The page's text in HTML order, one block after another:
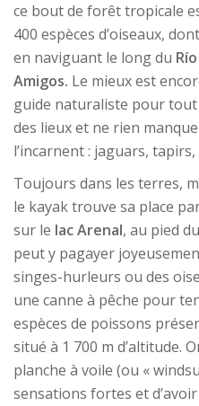
ce bout de forêt tropicale
400 espèces d’oiseaux,
en naviguant le long du
Amigos. Le mieux est
guide naturaliste pour
des lieux et ne rien
l’incarnent : jaguars,
Toujours dans les terres,
le kayak trouve sa place
sur le lac Arenal, au pied
peut y pagayer
singes-hurleurs ou des
une canne à pêche pour
espèces de poissons
situé à 1 700 m d’altitude.
planche à voile (ou «
sensations fortes et